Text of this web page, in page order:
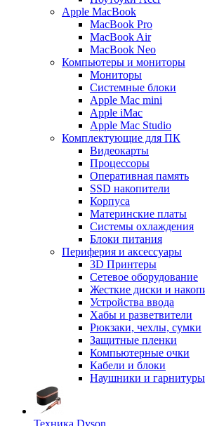
Apple MacBook
MacBook Pro
MacBook Air
MacBook Neo
Компьютеры и мониторы
Мониторы
Системные блоки
Apple Mac mini
Apple iMac
Apple Mac Studio
Комплектующие для ПК
Видеокарты
Процессоры
Оперативная память
SSD накопители
Корпуса
Материнские платы
Системы охлаждения
Блоки питания
Периферия и аксессуары
3D Принтеры
Сетевое оборудование
Жесткие диски и
Устройства ввода
Хабы и разветвители
Рюкзаки, чехлы, сумки
Защитные пленки
Компьютерные очки
Кабели и блоки
Наушники и гарнитуры
Техника Dyson